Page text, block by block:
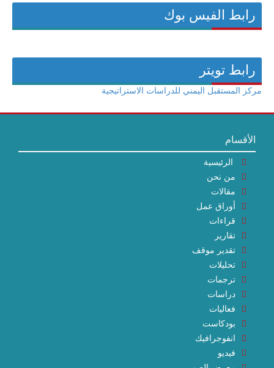
رابط الفيس بوك
رابط تويتر
مركز المستقبل اليمني للدراسات الاستراتيجية
الأقسام
الرئيسية
من نحن
مقالات
أوراق عمل
قراءات
تقارير
تقدير موقف
تحليلات
ترجمات
دراسات
فعاليات
بودكاست
انفوجرافيك
فيديو